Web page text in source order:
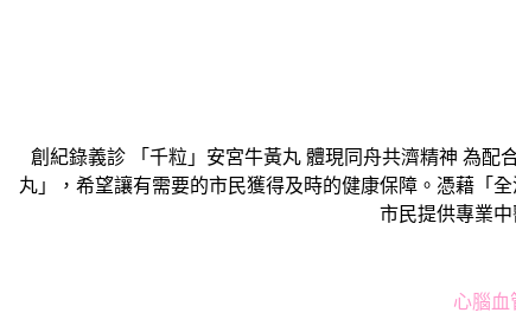
創紀錄義診 「千粒」安宮牛黃丸 體現同舟共濟精神 為配
丸」，希望讓有需要的市民獲得及時的健康保障。憑藉「
市民提供專業
心腦血